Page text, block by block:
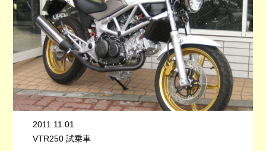
2011.11.01
VTR250 試乗車